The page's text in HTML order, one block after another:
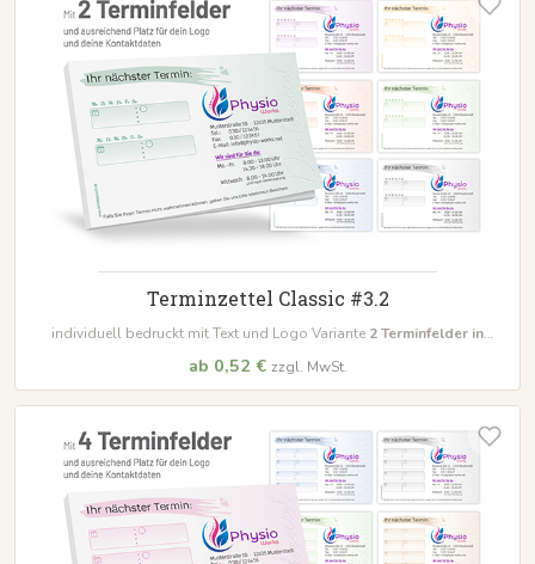
Terminzettel Classic #3.2
individuell bedruckt mit Text und Logo Variante 2Terminfelder in
ab 0,52 € zzgl. MwSt.